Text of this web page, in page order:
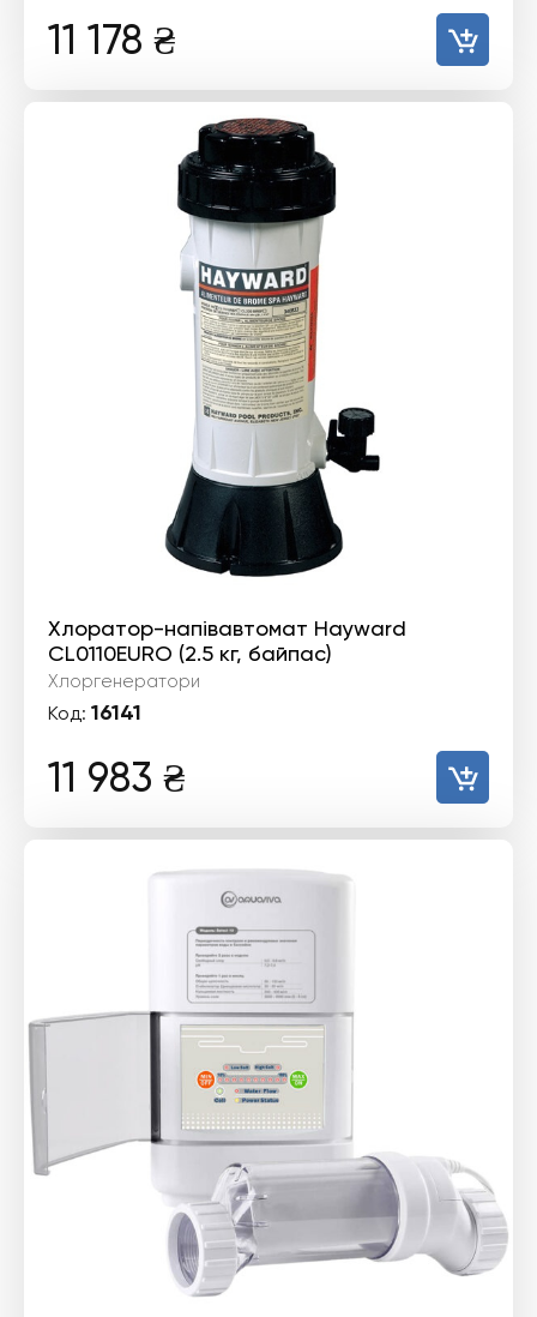
11 178 ₴
Хлоратор-напівавтомат Hayward
CL0110EURO (2.5 кг, байпас)
Хлоргенератори
Код: 16141
11 983 ₴